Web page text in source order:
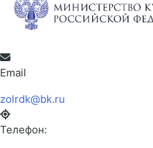
Email
zolrdk@bk.ru
Телефон: